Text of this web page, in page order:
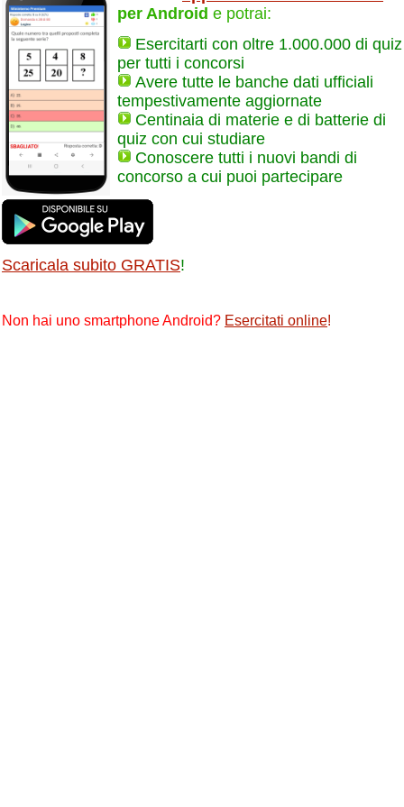
per Android e potrai:
Esercitarti con oltre 1.000.000 di quiz
per tutti i concorsi
Avere tutte le banche dati ufficiali
tempestivamente aggiornate
Centinaia di materie e di batterie di
quiz con cui studiare
Conoscere tutti i nuovi bandi di
concorso a cui puoi partecipare
Scaricala subito GRATIS!
Non hai uno smartphone Android? Esercitati online!